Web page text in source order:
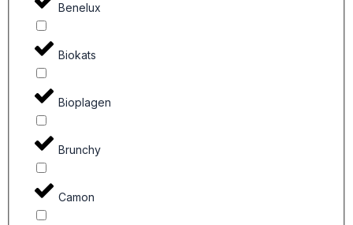
Benelux
Biokats
Bioplagen
Brunchy
Camon